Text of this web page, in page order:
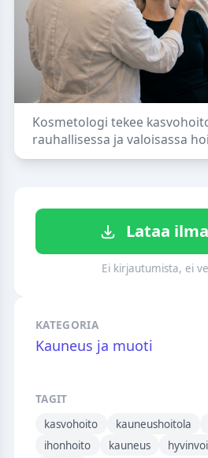
Kosmetologi tekee
rauhallisessa ja valoisassa
Lataa
Ei kirjautumista, ei
KATEGORIA
Kauneus ja muoti
TAGIT
kasvohoito
kauneushoitola
ihonhoito
kauneus